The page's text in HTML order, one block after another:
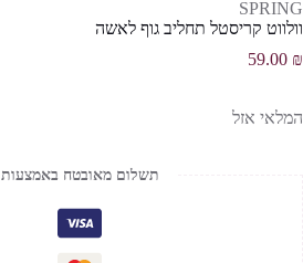
SPRING
וולווט קריסטל תחליב גוף לאשה
59.00 ₪
המלאי אזל
תשלום מאובטח באמצעות